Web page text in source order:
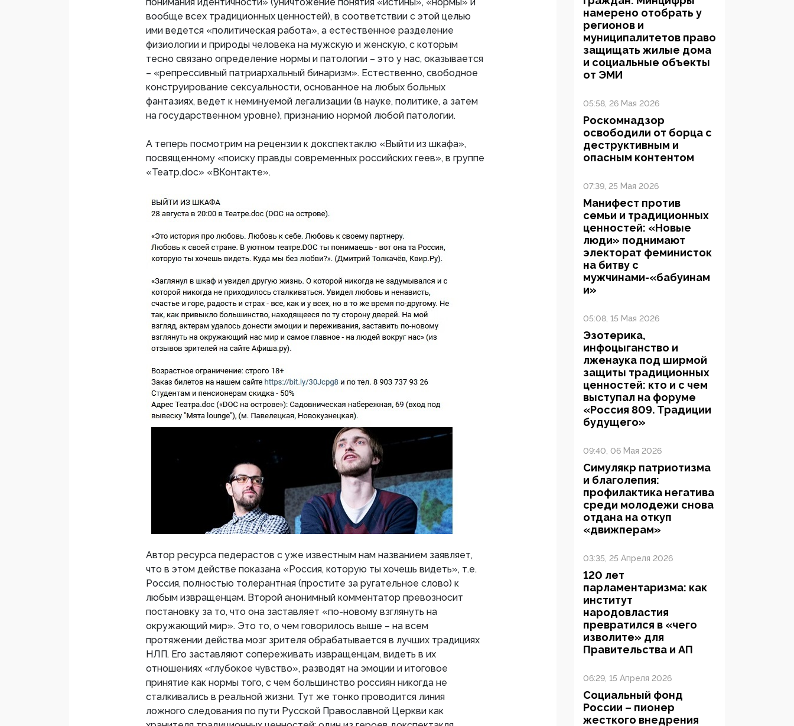
вообще всех традиционных ценностей), в соответствии с этой целью
ими ведется «политическая работа», а естественное разделение
физиологии и природы человека на мужскую и женскую, с которым
тесно связано определение нормы и патологии – это у нас, оказывается
– «репрессивный патриархальный бинаризм». Естественно, свободное
конструирование сексуальности, основанное на любых больных
фантазиях, ведет к неминуемой легализации (в науке, политике, а затем
на государственном уровне), признанию нормой любой патологии.
А теперь посмотрим на рецензии к докспектаклю «Выйти из шкафа»,
посвященному «поиску правды современных российских геев», в группе
«Театр.doc» «ВКонтакте».
Автор ресурса педерастов с уже известным нам названием заявляет,
что в этом действе показана «Россия, которую ты хочешь видеть», т.е.
Россия, полностью толерантная (простите за ругательное слово) к
любым извращенцам. Второй анонимный комментатор превозносит
постановку за то, что она заставляет «по-новому взглянуть на
окружающий мир». Это то, о чем говорилось выше – на всем
протяжении действа мозг зрителя обрабатывается в лучших традициях
НЛП. Его заставляют сопереживать извращенцам, видеть в их
отношениях «глубокое чувство», разводят на эмоции и итоговое
принятие как нормы того, с чем большинство россиян никогда не
сталкивались в реальной жизни. Тут же тонко проводится линия
ложного следования по пути Русской Православной Церкви как
намерено отобрать у
регионов и
муниципалитетов право
защищать жилые дома
и социальные объекты
от ЭМИ
05:58, 26 Мая 2026
Роскомнадзор
освободили от борца с
деструктивным и
опасным контентом
07:39, 25 Мая 2026
Манифест против
семьи и традиционных
ценностей: «Новые
люди» поднимают
электорат феминисток
на битву с
мужчинами-«бабуинам
и»
05:08, 15 Мая 2026
Эзотерика,
инфоцыганство и
лженаука под ширмой
защиты традиционных
ценностей: кто и с чем
выступал на форуме
«Россия 809. Традиции
будущего»
09:40, 06 Мая 2026
Симулякр патриотизма
и благолепия:
профилактика негатива
среди молодежи снова
отдана на откуп
«движперам»
03:35, 25 Апреля 2026
120 лет
парламентаризма: как
институт
народовластия
превратился в «чего
изволите» для
Правительства и АП
06:29, 15 Апреля 2026
Социальный фонд
России – пионер
жесткого внедрения